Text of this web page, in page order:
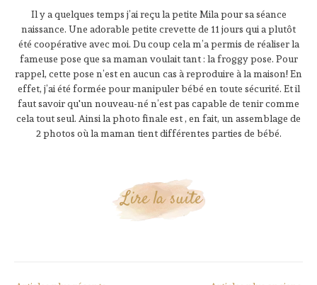
Il y a quelques temps j’ai reçu la petite Mila pour sa séance
naissance. Une adorable petite crevette de 11 jours qui a plutôt
été coopérative avec moi. Du coup cela m’a permis de réaliser la
fameuse pose que sa maman voulait tant : la froggy pose. Pour
rappel, cette pose n’est en aucun cas à reproduire à la maison! En
effet, j’ai été formée pour manipuler bébé en toute sécurité. Et il
faut savoir qu'un nouveau-né n’est pas capable de tenir comme
cela tout seul. Ainsi la photo finale est , en fait, un assemblage de
2 photos où la maman tient différentes parties de bébé.
Lire la suite